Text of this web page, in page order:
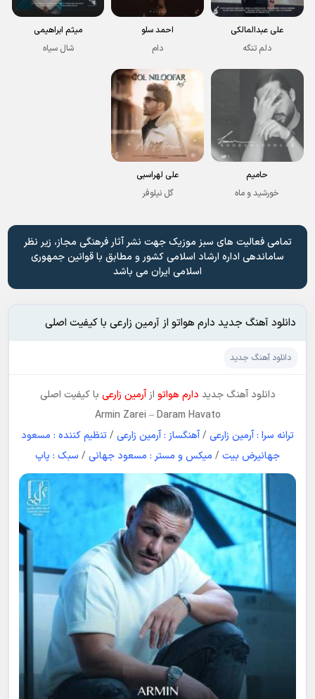
علی عبدالمالکی
دلم تنگه
احمد سلو
دام
میثم ابراهیمی
شال سیاه
حامیم
خورشید و ماه
علی لهراسبی
گل نیلوفر
تمامی فعالیت های سبز موزیک جهت نشر آثار فرهنگی مجاز، زیر نظر
ساماندهی اداره ارشاد اسلامی کشور و مطابق با قوانین جمهوری
اسلامی ایران می باشد
دانلود آهنگ جدید دارم هواتو از آرمین زارعی با کیفیت اصلی
دانلود آهنگ جدید
دانلود آهنگ جدید دارم هواتو از آرمین زارعی با کیفیت اصلی
Armin Zarei –Daram Havato
ترانه سرا : آرمین زارعی /آهنگساز : آرمین زارعی /تنظیم کننده : مسعود
جهانیرض بیت / میکس و مستر : مسعود جهانی / سبک : پاپ